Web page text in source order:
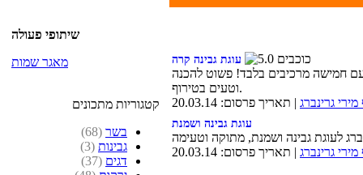
שיתופי פעולה
מאגר שמות
קטגוריות מתכונים
בשר (68)
גבינות (3)
דגים (37)
עוגת גבינה קרה
חמישה מרכיבים בלבד! פשוט להכנה
וטעים בטירוף.
גרינברג | תאריך פרסום: 20.03.14
עוגת גבינה ושמנת
גרינברג | תאריך פרסום: 20.03.14